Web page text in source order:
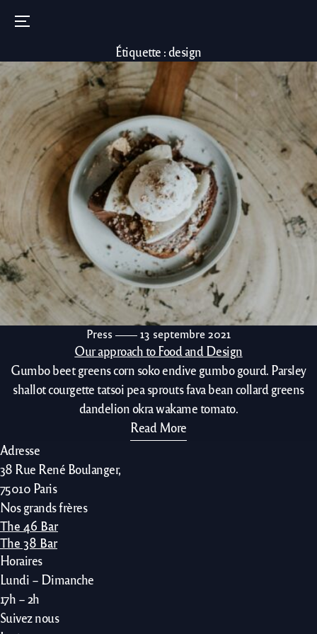
Menu
Étiquette :design
Press 13 septembre 2021
Our approach to Food and Design
Gumbo beet greens corn soko endive gumbo gourd. Parsley
shallot courgette tatsoi pea sprouts fava bean collard greens
dandelion okra wakame tomato.
Read More
Adresse
38 Rue René Boulanger,
75010 Paris
Nos grands frères
The 46 Bar
The 38 Bar
Horaires
Lundi – Dimanche
17h – 2h
Suivez nous